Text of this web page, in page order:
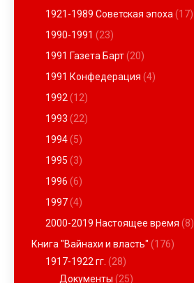
1921-1989 Советская эпоха (17)
1990-1991 (23)
1991 Газета Барт(20)
1991 Конфедерация (4)
1992 (12)
1993 (22)
1994(5)
1995 (3)
1996 (6)
1997(4)
2000-2019 Настоящее время (8)
Книга "Вайнахи и власть" (176)
1917-1922 гг. (28)
Документы (25)